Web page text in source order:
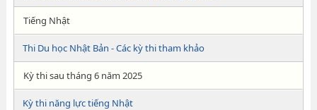
Tiếng Nhật
Thi Du học Nhật Bản - Các kỳ thi tham khảo
Kỳ thi sau tháng 6 năm 2025
Kỳ thi năng lực tiếng Nhật